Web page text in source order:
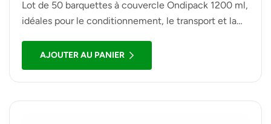
Lot de 50 barquettes à couvercle Ondipack 1200 ml,
idéales pour le conditionnement, le transport et la
autres préparations alimentaires.
AJOUTER AU PANIER